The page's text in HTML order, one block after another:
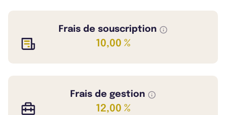
Frais de souscription
10,00 %
Frais de gestion
12,00 %